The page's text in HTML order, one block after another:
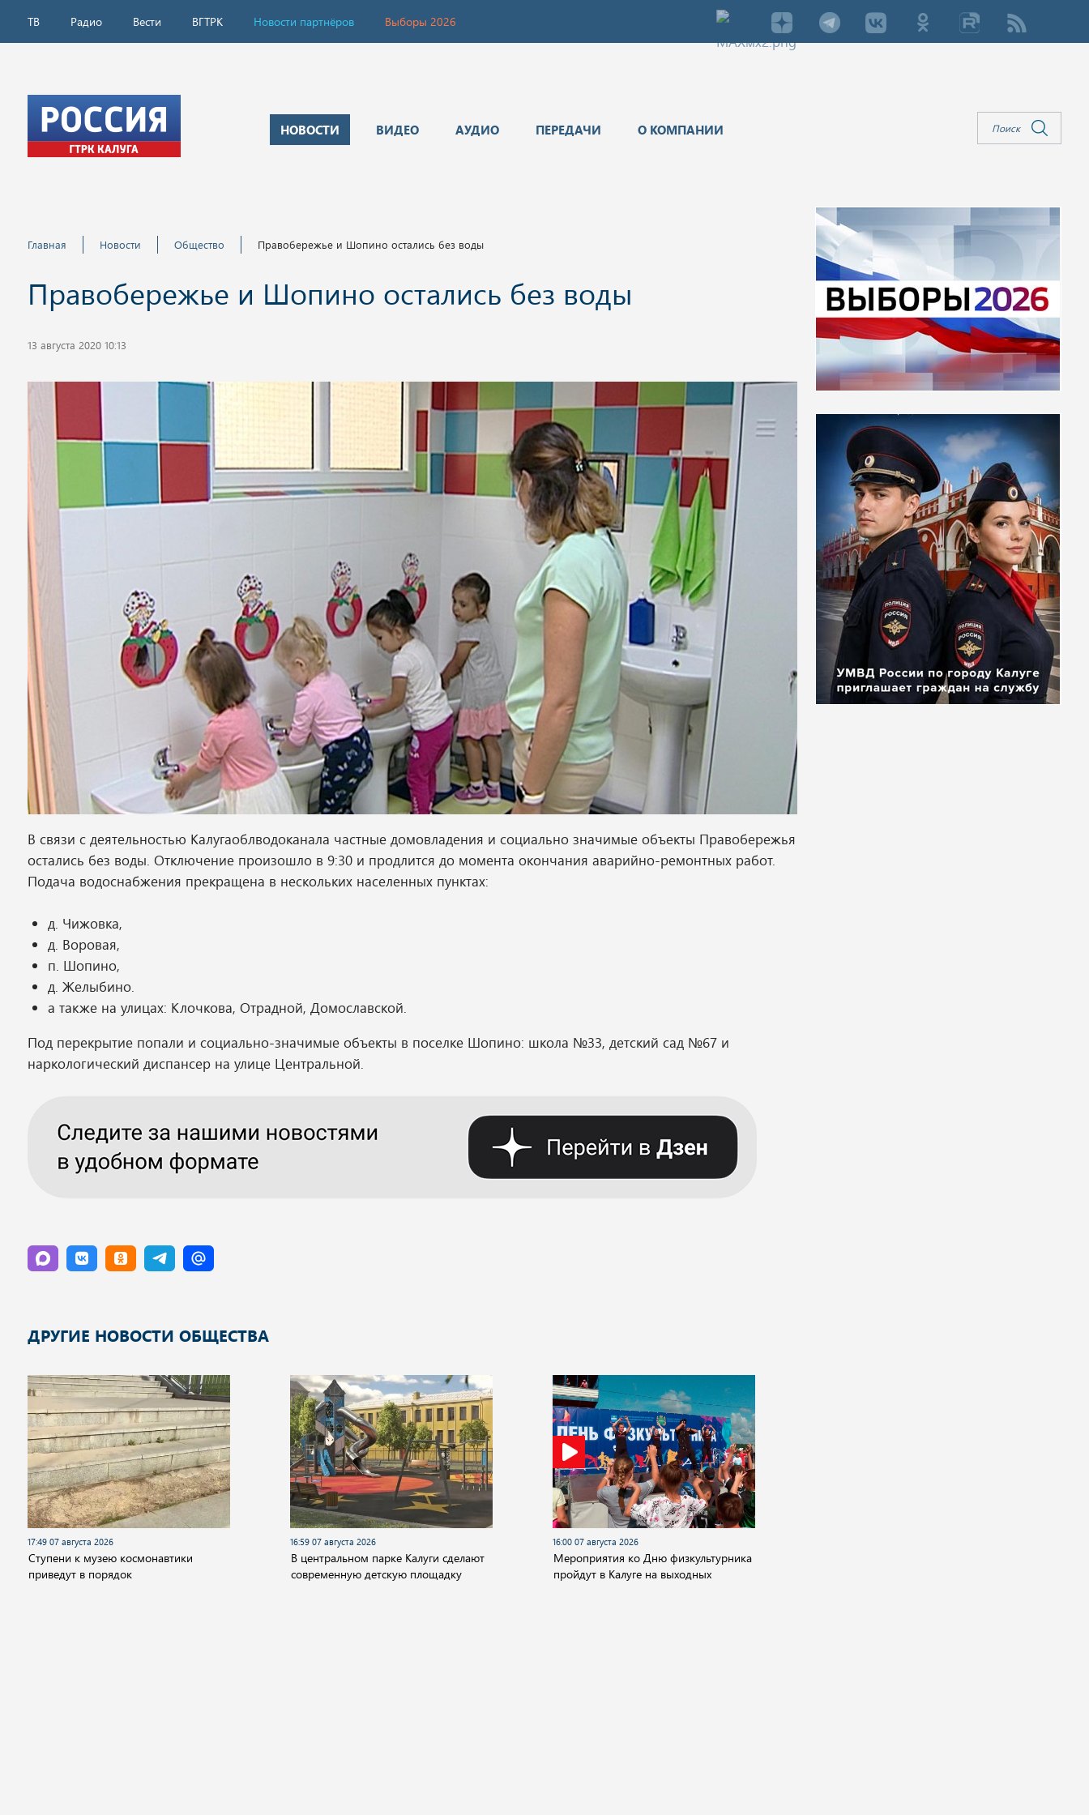
ТВ Радио Вести ВГТРК Новости партнёров Выборы 2026
НОВОСТИ ВИДЕО АУДИО ПЕРЕДАЧИ О КОМПАНИИ
Главная Новости Общество Правобережье и Шопино остались без воды
Правобережье и Шопино остались без воды
13 августа 2020 10:13
В связи с деятельностью Калугаоблводоканала частные домовладения и социально значимые объекты Правобережья
остались без воды. Отключение произошло в 9:30 и продлится до момента окончания аварийно-ремонтных работ.
Подача водоснабжения прекращена в нескольких населенных пунктах:
д. Чижовка,
д. Воровая,
п. Шопино,
д. Желыбино.
а также на улицах: Клочкова, Отрадной, Домославской.
​Под перекрытие попали и социально-значимые объекты в поселке Шопино: школа №33, детский сад №67 и
наркологический диспансер на улице Центральной.
ДРУГИЕ НОВОСТИ ОБЩЕСТВА
17:49 07 августа 2026
Cтупени к музею космонавтики
приведут в порядок
16:59 07 августа 2026
В центральном парке Калуги сделают
современную детскую площадку
16:00 07 августа 2026
Мероприятия ко Дню физкультурника
пройдут в Калуге на выходных